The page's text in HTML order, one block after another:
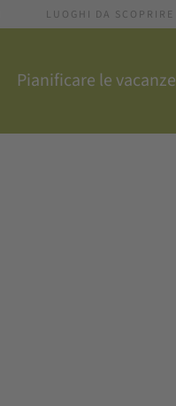
LUOGHI DA SCOPRIRE
Pianificare le vacanze